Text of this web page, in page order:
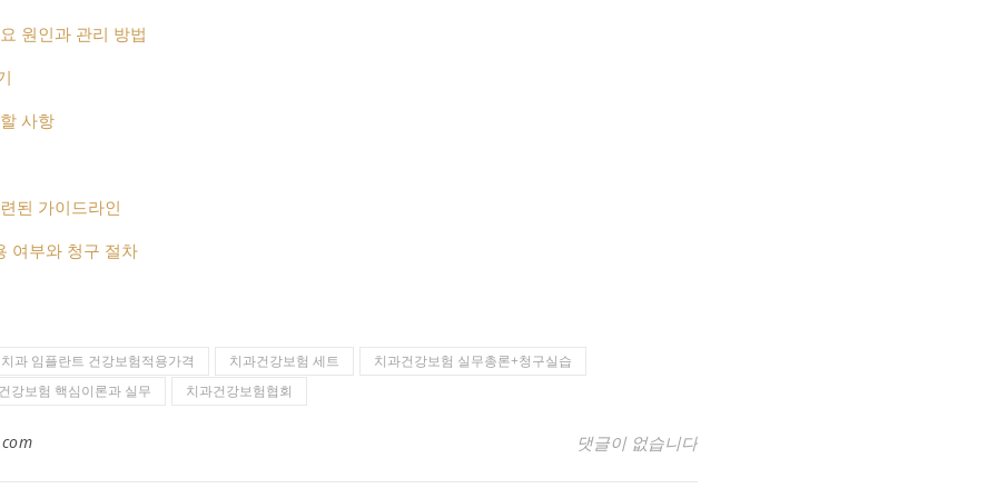
원인과 관리 방법
사항
된 가이드라인
여부와 청구 절차
치과 임플란트 건강보험적용가격 치과건강보험 세트
치과건강보험 실무총론+청구실습
강보험 핵심이론과 실무
치과건강보험협회
댓글이 없습니다